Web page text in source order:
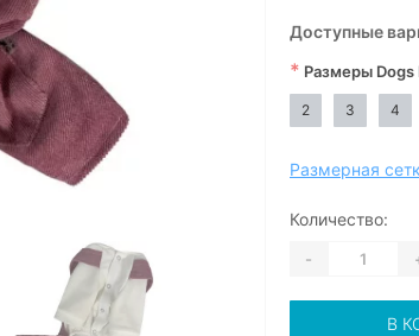
Доступные
* Размеры Dogs
2 3 4
Размерная
Количество:
-
В